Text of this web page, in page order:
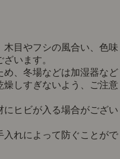
目やフシの風合い、色味
います。
め、冬場などは加湿器など
燥しすぎないよう、ご注意
ヒビが入る場合がござい
れによって防ぐことがで